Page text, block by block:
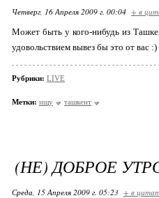
Четверг, 16 Апреля 2009 г. 00:04 + в
Может быть у кого-нибудь из
удовольствием вывез бы это от вас
Рубрики: LIVE
Метки: ищу ташкент
(НЕ) ДОБРОЕ
Среда, 15 Апреля 2009 г. 05:23 + в